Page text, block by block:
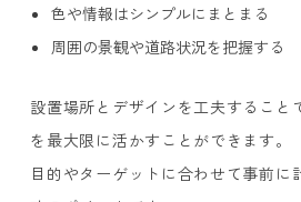
色や情報はシンプルにまとまる
周囲の景観や道路状況を把握する
設置場所とデザインを工夫すること
を最大限に活かすことができます。
目的やターゲットに合わせて事前に